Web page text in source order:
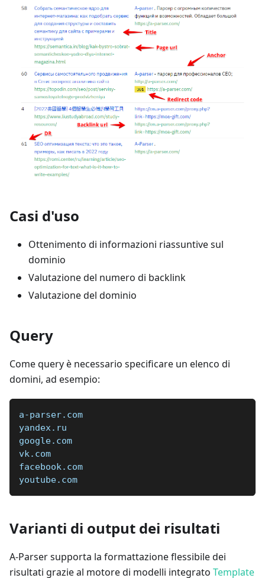
Casi d'uso
Ottenimento di informazioni riassuntive sul
dominio
Valutazione del numero di backlink
Valutazione del dominio
Query
Come query è necessario specificare un elenco di
domini, ad esempio:
a-parser.com
yandex.ru
google.com
vk.com
facebook.com
youtube.com
Varianti di output dei risultati
A-Parser supporta la formattazione flessibile dei
risultati grazie al motore di modelli integrato Template